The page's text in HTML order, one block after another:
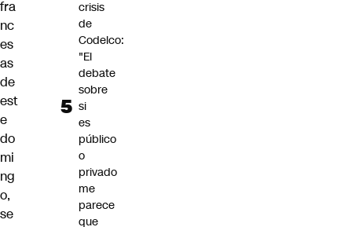
fra
nc
es
as
de
est
e
do
mi
ng
o,
se
crisis
de
Codelco:
"El
debate
sobre
si
es
público
o
privado
me
parece
que